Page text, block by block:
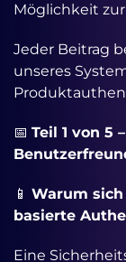
Möglichkeit
Jeder Beitrag
unseres
📅 Teil 1 von 5
📱 Warum
basierte
Eine